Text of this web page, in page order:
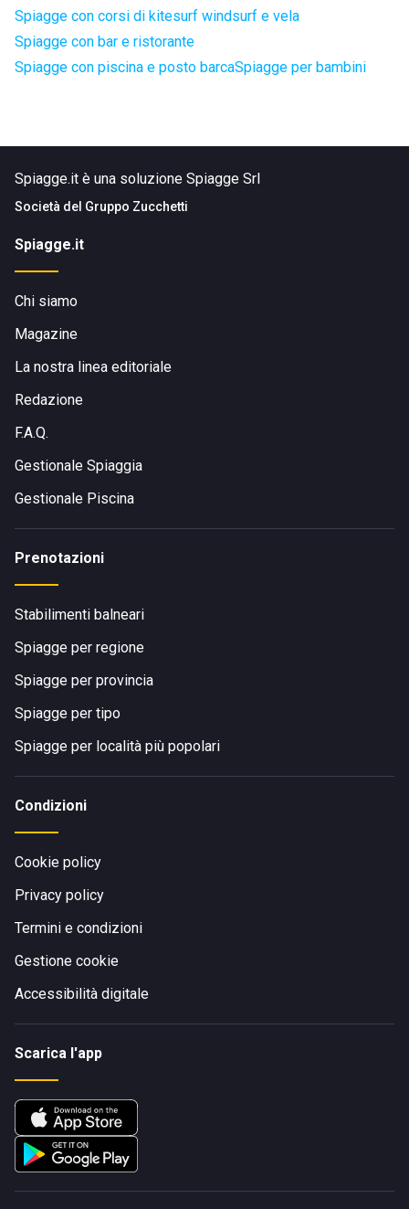
Spiagge con corsi di kitesurf windsurf e vela
Spiagge con bar e ristorante
Spiagge con piscina e posto barcaSpiagge per bambini
Spiagge.it è una soluzione Spiagge Srl
Società del Gruppo Zucchetti
Spiagge.it
Chi siamo
Magazine
La nostra linea editoriale
Redazione
F.A.Q.
Gestionale Spiaggia
Gestionale Piscina
Prenotazioni
Stabilimenti balneari
Spiagge per regione
Spiagge per provincia
Spiagge per tipo
Spiagge per località più popolari
Condizioni
Cookie policy
Privacy policy
Termini e condizioni
Gestione cookie
Accessibilità digitale
Scarica l'app